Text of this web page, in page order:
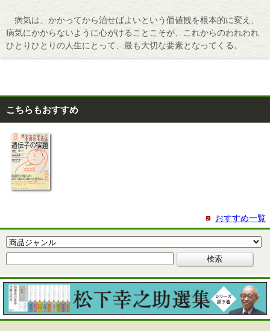
病気は、かかってから治せばよいという価値観を根本的に変え、
病気にかからないように心がけることこそが、これからのわれわれ
ひとりひとりの人生にとって、最も大切な要素となってくる。
こちらもおすすめ
おすすめ一覧